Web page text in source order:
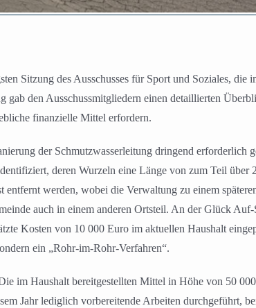
Sitzung des Ausschusses für Sport und Soziales, die
den Ausschussmitgliedern einen detaillierten
finanzielle Mittel erfordern.
der Schmutzwasserleitung dringend erforderlich
deren Wurzeln eine Länge von zum Teil über
entfernt werden, wobei die Verwaltung zu einem
auch in einem anderen Ortsteil. An der Glück
Kosten von 10 000 Euro im aktuellen Haushalt
ein „Rohr-im-Rohr-Verfahren“.
im Haushalt bereitgestellten Mittel in Höhe von 50
Jahr lediglich vorbereitende Arbeiten durchgeführt,